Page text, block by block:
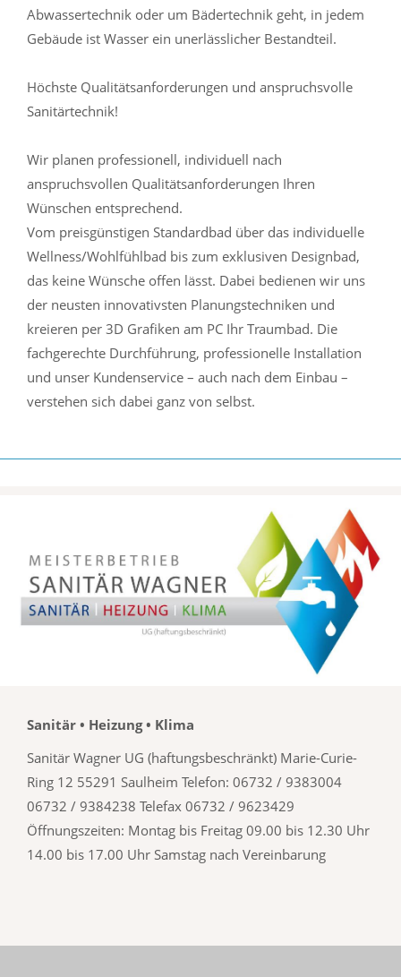
Abwassertechnik oder um Bädertechnik geht, in jedem
Gebäude ist Wasser ein unerlässlicher Bestandteil.
Höchste Qualitätsanforderungen und anspruchsvolle
Sanitärtechnik!
Wir planen professionell, individuell nach
anspruchsvollen Qualitätsanforderungen Ihren
Wünschen entsprechend.
Vom preisgünstigen Standardbad über das individuelle
Wellness/Wohlfühlbad bis zum exklusiven Designbad,
das keine Wünsche offen lässt. Dabei bedienen wir uns
der neusten innovativsten Planungstechniken und
kreieren per 3D Grafiken am PC Ihr Traumbad. Die
fachgerechte Durchführung, professionelle Installation
und unser Kundenservice – auch nach dem Einbau –
verstehen sich dabei ganz von selbst.
Sanitär • Heizung • Klima
Sanitär Wagner UG (haftungsbeschränkt) Marie-Curie-
Ring 12 55291 Saulheim Telefon: 06732 / 9383004
06732 / 9384238 Telefax 06732 / 9623429
Öffnungszeiten: Montag bis Freitag 09.00 bis 12.30 Uhr
14.00 bis 17.00 Uhr Samstag nach Vereinbarung